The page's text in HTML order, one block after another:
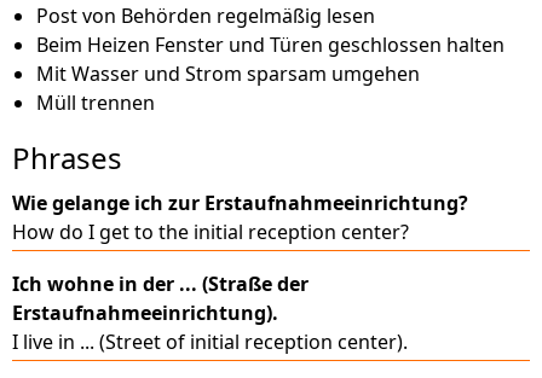
Post von Behörden regelmäßig lesen
Beim Heizen Fenster und Türen geschlossen halten
Mit Wasser und Strom sparsam umgehen
Müll trennen
Phrases
Wie gelange ich zur Erstaufnahmeeinrichtung?
How do I get to the initial reception center?
Ich wohne in der ... (Straße der
Erstaufnahmeeinrichtung).
I live in ... (Street of initial reception center).